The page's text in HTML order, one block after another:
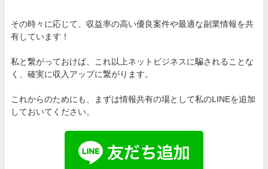
その時々に応じて、収益率の高い優良案件や最適な副業情報を共
有しています！
私と繋がっておけば、これ以上ネットビジネスに騙されることな
く、確実に収入アップに繋がります。
これからのためにも、まずは情報共有の場として私のLINEを追加
しておいてください。